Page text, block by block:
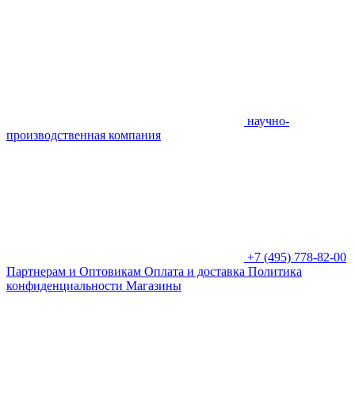
научно-
производственная компания
+7 (495) 778-82-00
Партнерам и Оптовикам Оплата и доставка Политика
конфиденциальности Магазины